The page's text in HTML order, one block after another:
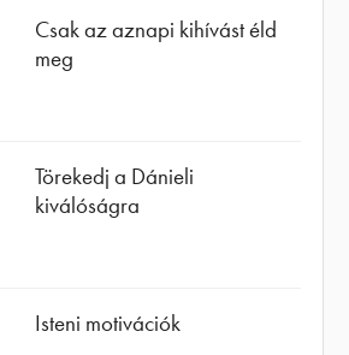
Csak az aznapi kihívást éld
meg
Törekedj a Dánieli
kiválóságra
Isteni motivációk